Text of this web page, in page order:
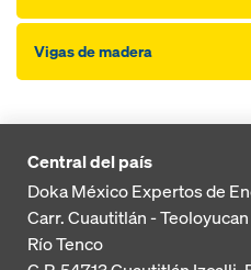
Vigas de madera
Central del país
Doka México Expertos de
Carr. Cuautitlán - Teoloyucan
Río Tenco